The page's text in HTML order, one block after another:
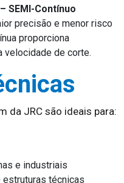
SEMI-Contínuo
precisão e menor risco
proporciona
velocidade de corte.
da JRC são ideais para:
e industriais
estruturas técnicas